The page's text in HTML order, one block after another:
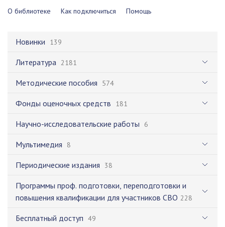
О библиотеке Как подключиться Помощь
Новинки 139
Литература 2181
Методические пособия 574
Фонды оценочных средств 181
Научно-исследовательские работы 6
Мультимедия 8
Периодические издания 38
Программы проф. подготовки, переподготовки и
повышения квалификации для участников СВО 228
Бесплатный доступ 49